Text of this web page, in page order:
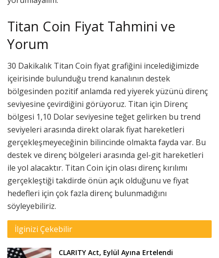
Titan Coin Fiyat Tahmini ve
Yorum
30 Dakikalık Titan Coin fiyat grafiğini incelediğimizde
içeirisinde bulunduğu trend kanalının destek
bölgesinden pozitif anlamda red yiyerek yüzünü direnç
seviyesine çevirdiğini görüyoruz. Titan için Direnç
bölgesi 1,10 Dolar seviyesine teğet gelirken bu trend
seviyeleri arasında direkt olarak fiyat hareketleri
gerçekleşmeyeceğinin bilincinde olmakta fayda var. Bu
destek ve direnç bölgeleri arasında gel-git hareketleri
ile yol alacaktır. Titan Coin için olası direnç kırılımı
gerçekleştiği takdirde önün açık olduğunu ve fiyat
hedefleri için çok fazla direnç bulunmadığını
söyleyebiliriz.
İlginizi Çekebilir
CLARITY Act, Eylül Ayına Ertelendi